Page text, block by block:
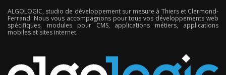
ALGOLOGIC, studio de développement sur mesure à Thiers et Clermond-
Ferrand. Nous vous accompagnons pour tous vos développements web
spécifiques, modules pour CMS, applications métiers, applications
mobiles et sites internet.